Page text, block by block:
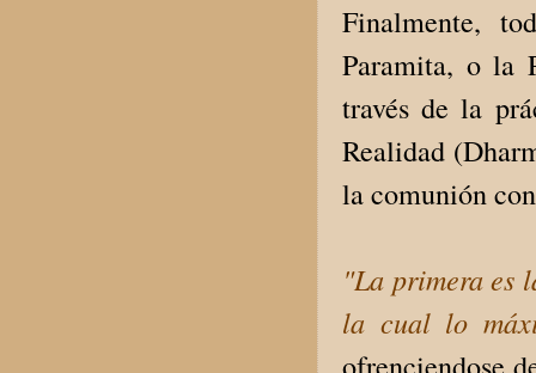
Finalmente,
Paramita, o la
través de la
Realidad
la comunión
"La primera es
la cual lo